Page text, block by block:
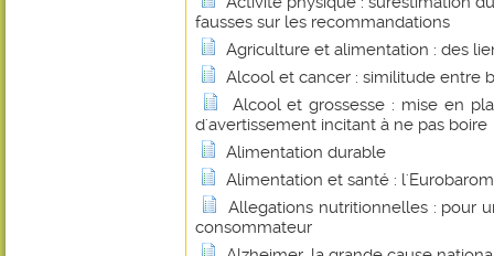
fausses sur les recommandations
Agriculture et alimentation : des
Alcool et cancer : similitude entre
Alcool et grossesse : mise en
d'avertissement incitant à ne pas boire
Alimentation durable
Alimentation et santé :
Allegations nutritionnelles : pour
consommateur